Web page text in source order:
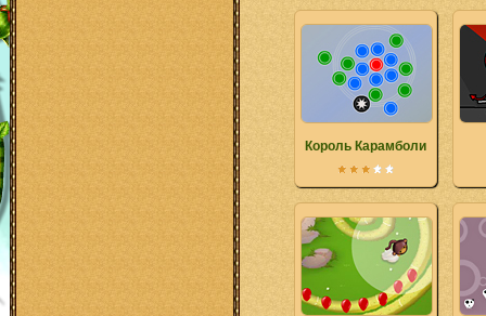
Король Карамболи